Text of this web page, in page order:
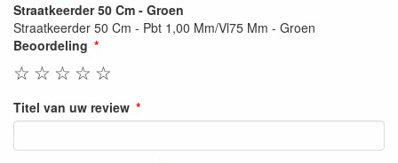
Straatkeerder 50 Cm - Groen
Straatkeerder 50 Cm - Pbt 1,00 Mm/Vl75 Mm - Groen
Beoordeling
☆
☆
☆
☆
☆
Titel van uw review